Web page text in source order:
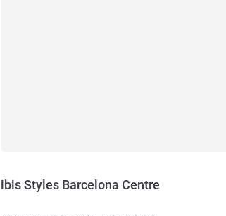
ibis Styles Barcelona Centre